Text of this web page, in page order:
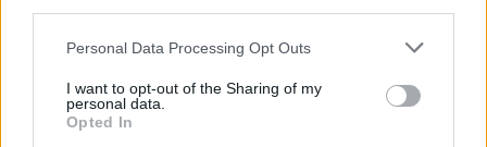
Personal Data Processing Opt Outs
I want to opt-out of the Sharing of my
personal data.
Opted In